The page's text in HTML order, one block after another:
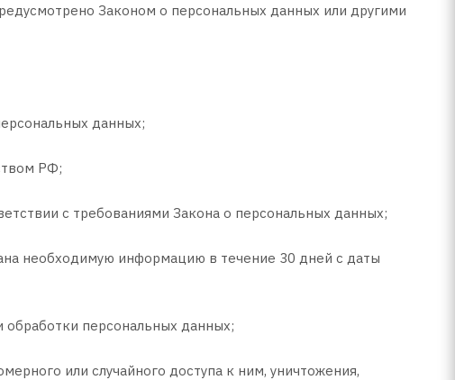
Законом о персональных данных или другими
данных;
РФ;
с требованиями Закона о персональных данных;
необходимую информацию в течение 30 дней с даты
персональных данных;
или случайного доступа к ним, уничтожения,